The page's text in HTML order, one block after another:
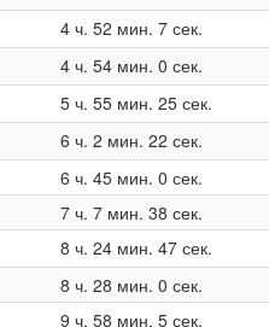
4 ч. 52 мин. 7 сек.
4 ч. 54 мин. 0 сек.
5 ч. 55 мин. 25 сек.
6 ч. 2 мин. 22 сек.
6 ч. 45 мин. 0 сек.
7 ч. 7 мин. 38 сек.
8 ч. 24 мин. 47 сек.
8 ч. 28 мин. 0 сек.
9 ч. 58 мин. 5 сек.